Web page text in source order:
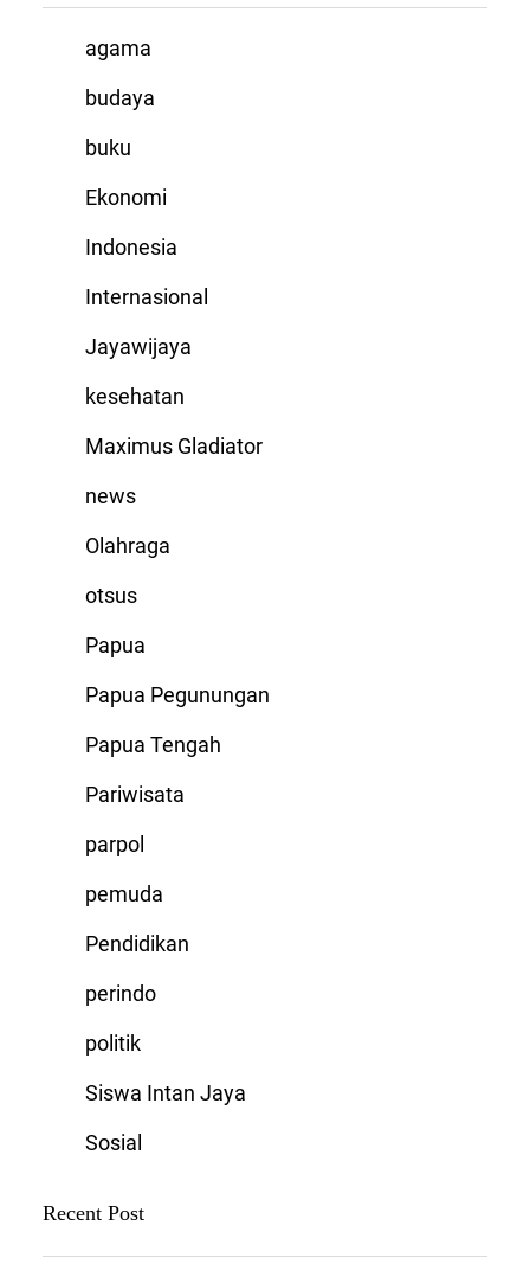
agama
budaya
buku
Ekonomi
Indonesia
Internasional
Jayawijaya
kesehatan
Maximus Gladiator
news
Olahraga
otsus
Papua
Papua Pegunungan
Papua Tengah
Pariwisata
parpol
pemuda
Pendidikan
perindo
politik
Siswa Intan Jaya
Sosial
Recent Post